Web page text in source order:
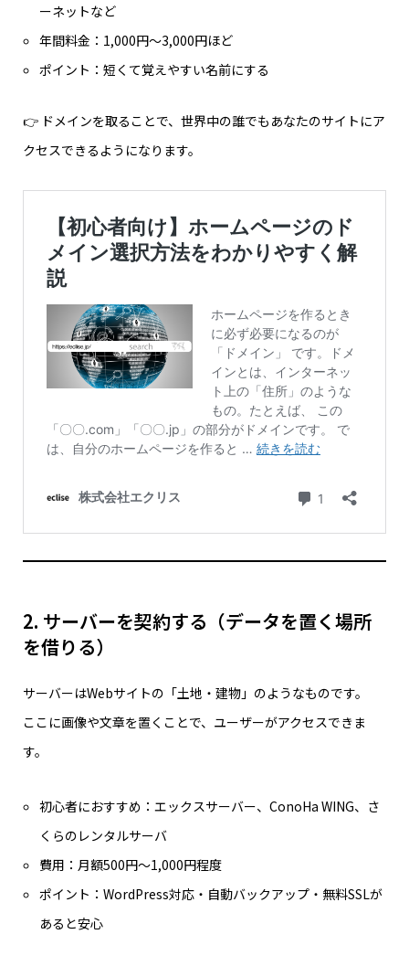
ーネットなど
年間料金：1,000円〜3,000円ほど
ポイント：短くて覚えやすい名前にする
👉 ドメインを取ることで、世界中の誰でもあなたのサイトにア
クセスできるようになります。
2. サーバーを契約する（データを置く場所
を借りる）
サーバーはWebサイトの「土地・建物」のようなものです。
ここに画像や文章を置くことで、ユーザーがアクセスできま
す。
初心者におすすめ：エックスサーバー、ConoHa WING、さ
くらのレンタルサーバ
費用：月額500円〜1,000円程度
ポイント：WordPress対応・自動バックアップ・無料SSLが
あると安心